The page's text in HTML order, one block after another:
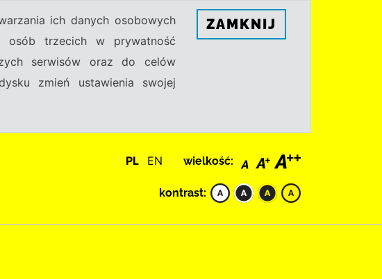
ich danych osobowych
osób trzecich w prywatność
serwisów oraz do celów
zmień ustawienia swojej
ZAMKNIJ
PL EN wielkość:
kontrast: